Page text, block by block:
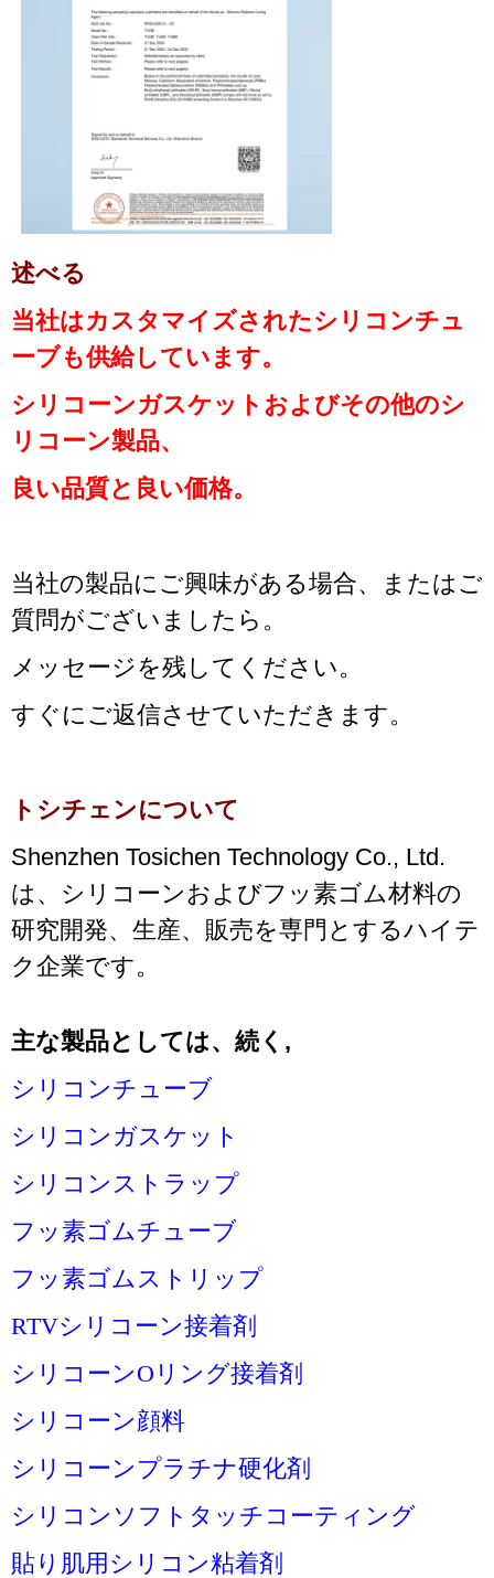
述べる
当社はカスタマイズされたシリコンチュ
ーブも供給しています。
シリコーンガスケットおよびその他のシ
リコーン製品、
良い品質と良い価格。
当社の製品にご興味がある場合、またはご
質問がございましたら。
メッセージを残してください。
すぐにご返信させていただきます。
トシチェンについて
Shenzhen Tosichen Technology Co., Ltd.
は、シリコーンおよびフッ素ゴム材料の
研究開発、生産、販売を専門とするハイテ
ク企業です。
主な製品としては、 続く ,
シリコンチューブ
シリコンガスケット
シリコンストラップ
フッ素ゴムチューブ
フッ素ゴムストリップ
RTVシリコーン接着剤
シリコーンOリング接着剤
シリコーン顔料
シリコーンプラチナ硬化剤
シリコンソフトタッチコーティング
貼り肌用シリコン粘着剤